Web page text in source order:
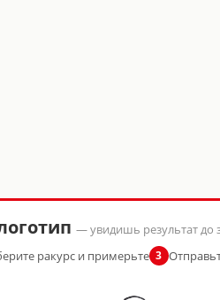
— увидишь результат до
ракурс и примерьте 3